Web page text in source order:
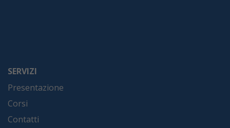
SERVIZI
Presentazione
Corsi
Contatti